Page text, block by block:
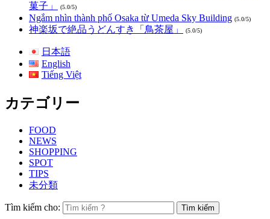
菓子」
(5.0/5)
Ngắm nhìn thành phố Osaka từ Umeda Sky Building (5.0/5)
神楽坂で絶品うどんすき「鳥茶屋」 (5.0/5)
日本語
English
Tiếng Việt
カテゴリー
FOOD
NEWS
SHOPPING
SPOT
TIPS
未分類
Tìm kiếm cho: